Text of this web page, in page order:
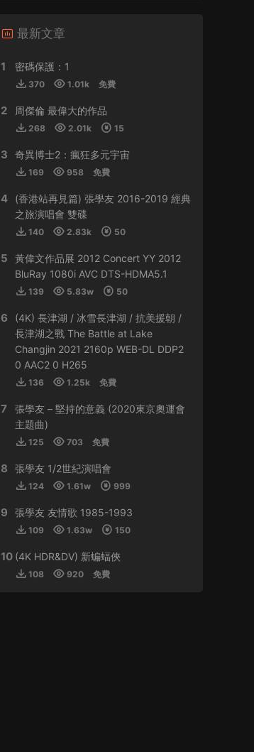
Silicon • 2024-04-30
來源： (香港站&台北站) 張學友 經典之旅
HY0768 • 2024-03-13
來源：
容祖兒 Another Side Joey My Secret
Live 2023
509sdyfk • 2024-02-21
這個真是太貴了
來源： 容祖兒 Another Side Joey My Secret
Live 2023
HJGZS • 2024-02-06
好貴啊
來源： 容祖兒 Another Side Joey My Secret
Live 2023
io；
來源： 周傑倫 最偉大的作品
虛空恐懼 • 2024-01-11
來源： 林子祥&趙增熹 2013 絕對熹祥 演唱會 A
Tsang Hei 2013 Blu-ray 1080i AVC DTS-HD
MA 5.1
最新文章
1 密碼保護：1
370 1.01k 免費
2 周傑倫 最偉大的作品
268 2.01k 15
3 奇異博士2：瘋狂多元宇宙
169 958 免費
4
(香港站再見篇) 張學友 2016-2019 經典
之旅演唱會 雙碟
140 2.83k 50
5
黃偉文作品展 2012 Concert YY 2012
BluRay 1080i AVC DTS-HDMA5.1
139 5.83w 50
6
(4K) 長津湖 / 冰雪長津湖 / 抗美援朝 /
長津湖之戰 The Battle at Lake
Changjin 2021 2160p WEB-DL DDP2
0 AAC2 0 H265
136 1.25k 免費
7
張學友 – 堅持的意義 (2020東京奧運會
主題曲)
125 703 免費
8 張學友 1/2世紀演唱會
124 1.61w 999
9 張學友 友情歌 1985-1993
109 1.63w 150
10 (4K HDR&DV) 新蝙蝠俠
108 920 免費